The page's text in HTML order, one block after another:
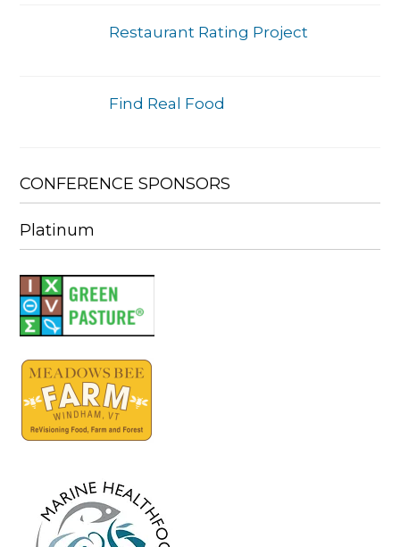
Restaurant Rating Project
Find Real Food
CONFERENCE SPONSORS
Platinum